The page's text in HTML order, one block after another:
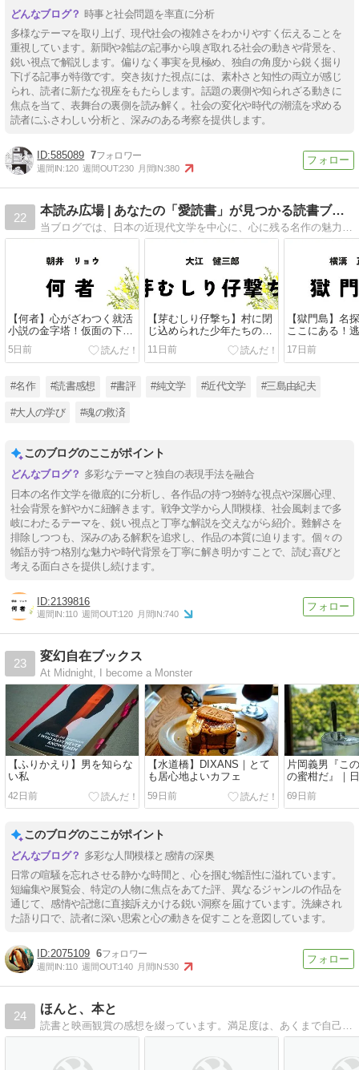
時事と社会問題を率直に分析
多様なテーマを取り上げ、現代社会の複雑さをわかりやすく伝えることを
重視しています。新聞や雑誌の記事から嗅ぎ取れる社会の動きや背景を、
鋭い視点で解説します。偏りなく事実を見極め、独自の角度から鋭く掘り
下げる記事が特徴です。突き抜けた視点には、素朴さと知性の両立が感じ
られ、読者に新たな視座をもたらします。話題の裏側や知られざる動きに
焦点を当て、表舞台の裏側を読み解く。社会の変化や時代の潮流を求める
読者にふさわしい分析と、深みのある考察を提供します。
585089 7
週間IN:120 週間OUT:230 月間IN:380
22
本読み広場 | あなたの「愛読書」が見つかる読書ブログ
【何者】心がざわつく就活
小説の金字塔！仮面の下の
感情に震える読書体験
5日前
【芽むしり仔撃ち】村に閉
じ込められた少年たちの絆
と残酷な運命の物語
11日前
【獄門島】名
ここにある！
閉ざされた島
な悲劇
17日前
#名作 #読書感想 #書評 #純文学 #近代文学 #三島由紀夫
#大人の学び #魂の救済
このブログのここがポイント
多彩なテーマと独自の表現手法を融合
日本の名作文学を徹底的に分析し、各作品の持つ独特な視点や深層心理、
社会背景を鮮やかに紐解きます。戦争文学から人間模様、社会風刺まで多
岐にわたるテーマを、鋭い視点と丁寧な解説を交えながら紹介。難解さを
排除しつつも、深みのある解釈を追求し、作品の本質に迫ります。個々の
物語が持つ格別な魅力や時代背景を丁寧に解き明かすことで、読む喜びと
考える面白さを提供し続けます。
2139816
週間IN:110 週間OUT:120 月間IN:740
23
変幻自在ブックス
At Midnight, I become a Monster
【ふりかえり】男を知らな
い私
42日前
【水道橋】DIXANS｜とて
も居心地よいカフェ
59日前
片岡義男『こ
の蜜柑だ』｜
れる英文
69日前
このブログのここがポイント
多彩な人間模様と感情の深奥
日常の喧騒を忘れさせる静かな時間と、心を掴む物語性に溢れています。
短編集や展覧会、特定の人物に焦点をあてた評、異なるジャンルの作品を
通じて、感情や記憶に直接訴えかける鋭い洞察を届けています。洗練され
た語り口で、読者に深い思索と心の動きを促すことを意図しています。
2075109 6
週間IN:110 週間OUT:140 月間IN:530
24
ほんと、本と
読書と映画観賞の感想を綴っています。満足度は、あくまで自己満足度です。